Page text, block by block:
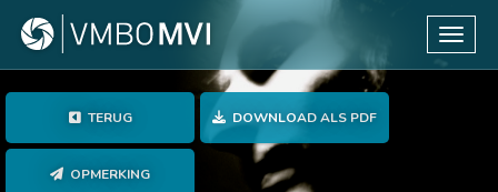
TERUG DOWNLOAD ALS PDF
OPMERKING